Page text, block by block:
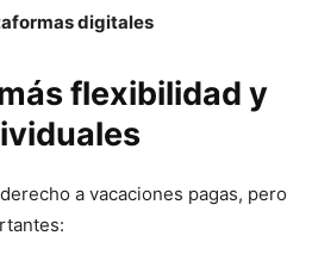
digitales
flexibilidad y
a vacaciones pagas, pero